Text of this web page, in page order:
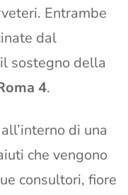
Entrambe
dal
sostegno della
4.
di una
che vengono
consultori, fiore